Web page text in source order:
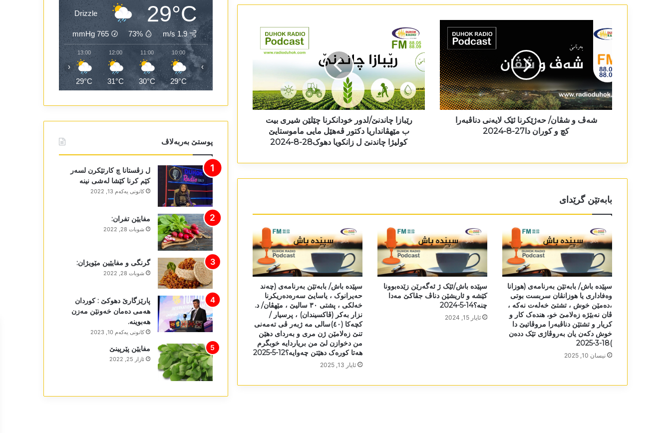
شەڤ و شڤان/ حەژێکرنا ئێک لایەنی دناڤبەرا
کچ و کوران دا27-8-2024
رێبازا چاندنێ/لدور خودانکرنا چێلێن شیری بیت
ب مێھڤانداریا دکتور ڤەھێل مایی ماموستایێ
کولیژا چاندنێ ل زانکویا دھوک28-8-2024
بابەتێن گرێدای
سپێدە باش/ بابەتێن بەرنامەی (ھوزانا
وەفاداری یا ھوزانڤان سربست بوتی
،دەمێن خوش ، تشتێ خەلەت نەکە ،
ڤان نەبێژە زەلامێ خو، ھندەک کار و
کریار و تشتێن دناڤبەرا مروڤاتیێ دا
خوش دکەن یان بەروڤاژی تێک ددەن
)18-3-2025
نیسان 10, 2025
سپێدە باش/ئێک ژ ئەگەرێن زێدەبوونا
کێشە و ئاریشێن دناڤ جڤاکێ مەدا
چنە؟14-5-2024
ئایار 15, 2024
سپێدە باش/ بابەتێن بەرنامەی (چەند
حەیرانوک ، یاسایێ سەرەدەریکرنا
خەلکی ، پشتی ٣٠ سالیێ ، مێھڤان/ د.
نزار بەکر (ڤاکسیندان) ، پرسیار /
کچەکا (٤٠)سالی مە ژبەر ڤی تەمەنی
تنێ زەلامێن ژن مری و بەردای دھێن
من دخوازن لێ من بریاردایە خوبگرم
ھەتا کورەک دھێتن چەوایە؟12-5-2025
ئایار 13, 2025
29°C
Drizzle
1.9 m/s
73%
765
mmHg
10:00
29°C
11:00
30°C
12:00
31°C
13:00
29°C
28°C
‹ ›
پوستێ بەربەلاڤ
ل زڤستانا چ کارتێکرن لسەر
کێم کرنا کێشا لەشی نینە
كانونی یه‌كه‌م 13, 2022
مفایێن تفران:
شوبات 28, 2022
گرنگی و مفایێین مێویژان:
شوبات 28, 2022
پارێزگارێ دھوکێ : کوردان
ھەمی دەمان خەونێن مەزن
ھەبوینە.
كانونی یه‌كه‌م 10, 2023
مفایێن پێرپینێ
ئازار 25, 2022